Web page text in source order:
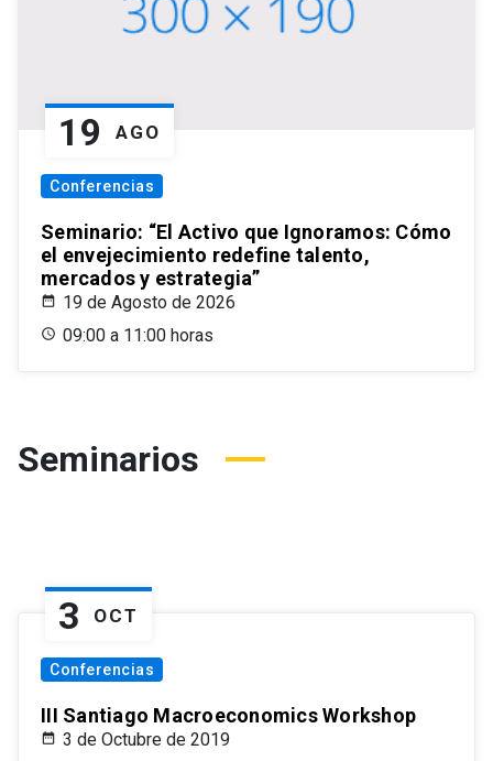
19 AGO
Conferencias
Seminario: “El Activo que Ignoramos: Cómo
el envejecimiento redefine talento,
mercados y estrategia”
19 de Agosto de 2026
09:00 a 11:00 horas
Seminarios
3 OCT
Conferencias
III Santiago Macroeconomics Workshop
3 de Octubre de 2019